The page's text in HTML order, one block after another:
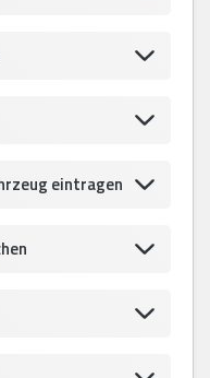
eintragen